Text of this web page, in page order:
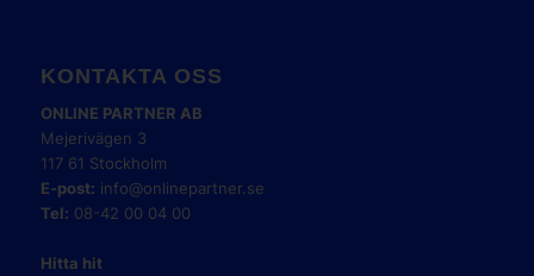
KONTAKTA OSS
ONLINE PARTNER AB
Mejerivägen 3
117 61 Stockholm
E-post: info@onlinepartner.se
Tel: 08-42 00 04 00
Hitta hit